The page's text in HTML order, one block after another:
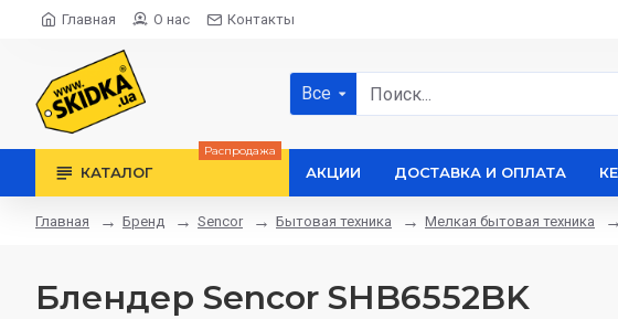
Главная О нас Контакты
Все
КАТАЛОГ
Распродажа
АКЦИИ ДОСТАВКА И ОПЛАТА
Главная Бренд Sencor Бытовая техника Мелкая бытовая техника
Блендер Sencor SHB6552BK